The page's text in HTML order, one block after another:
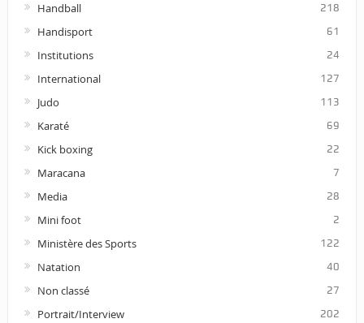
Handball 218
Handisport 61
Institutions 24
International 127
Judo 113
Karaté 69
Kick boxing 22
Maracana 7
Media 28
Mini foot 2
Ministère des Sports 122
Natation 40
Non classé 27
Portrait/Interview 202